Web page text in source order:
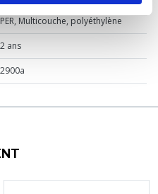
PER, Multicouche, polyéthylène
2 ans
2900a